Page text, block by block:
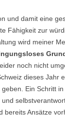
und damit eine
Fähigkeit zur
wird meiner
noch nicht
dieses Jahr
Ein Schritt
bereits Ansätze